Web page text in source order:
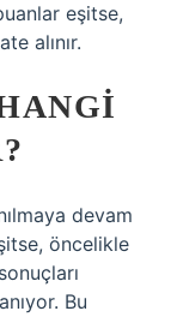
eşitse,
alınır.
devam
öncelikle
Bu